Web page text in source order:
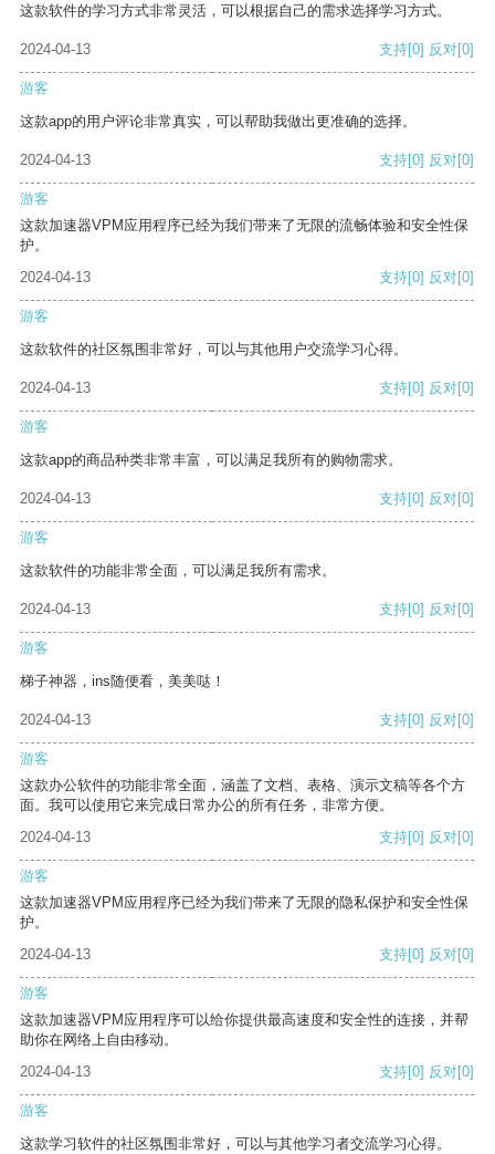
这款软件的学习方式非常灵活，可以根据自己的需求选择学习方式。
2024-04-13 支持[0] 反对[0]
游客
这款app的用户评论非常真实，可以帮助我做出更准确的选择。
2024-04-13 支持[0] 反对[0]
游客
这款加速器VPM应用程序已经为我们带来了无限的流畅体验和安全性保
护。
2024-04-13
支持[0] 反对[0]
游客
这款软件的社区氛围非常好，可以与其他用户交流学习心得。
2024-04-13 支持[0] 反对[0]
游客
这款app的商品种类非常丰富，可以满足我所有的购物需求。
2024-04-13 支持[0] 反对[0]
游客
这款软件的功能非常全面，可以满足我所有需求。
2024-04-13 支持[0] 反对[0]
游客
梯子神器，ins随便看，美美哒！
2024-04-13 支持[0] 反对[0]
游客
这款办公软件的功能非常全面，涵盖了文档、表格、演示文稿等各个方
面。我可以使用它来完成日常办公的所有任务，非常方便。
2024-04-13
支持[0] 反对[0]
游客
这款加速器VPM应用程序已经为我们带来了无限的隐私保护和安全性保
护。
2024-04-13
支持[0] 反对[0]
游客
这款加速器VPM应用程序可以给你提供最高速度和安全性的连接，并帮
助你在网络上自由移动。
2024-04-13
支持[0] 反对[0]
游客
这款学习软件的社区氛围非常好，可以与其他学习者交流学习心得。